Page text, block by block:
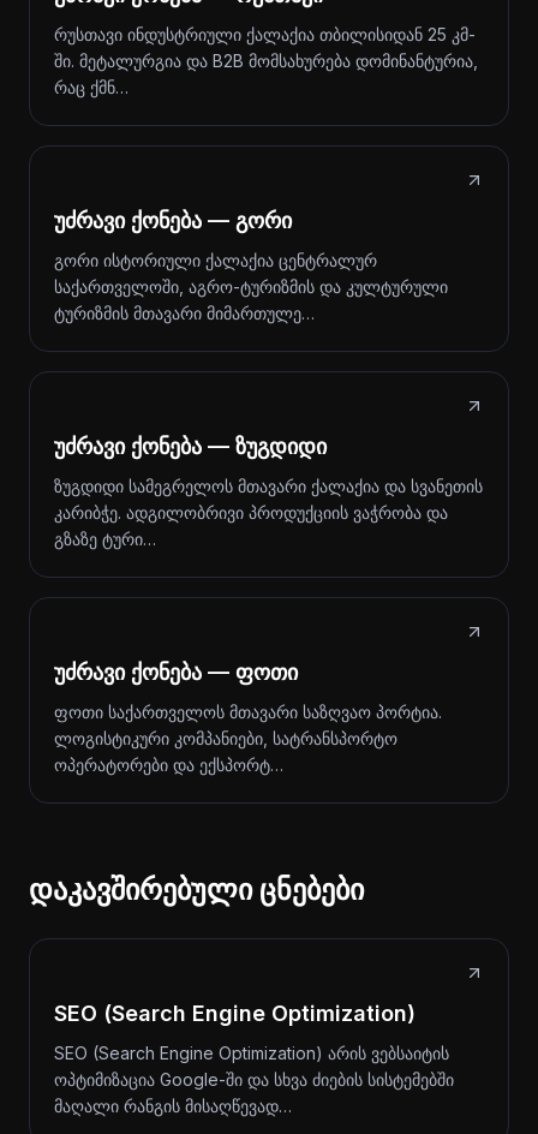
რუსთავი ინდუსტრიული ქალაქია თბილისიდან 25 კმ-
ში. მეტალურგია და B2B მომსახურება დომინანტურია,
რაც ქმნ…
უძრავი ქონება — გორი
გორი ისტორიული ქალაქია ცენტრალურ
საქართველოში, აგრო-ტურიზმის და კულტურული
ტურიზმის მთავარი მიმართულე…
უძრავი ქონება — ზუგდიდი
ზუგდიდი სამეგრელოს მთავარი ქალაქია და სვანეთის
კარიბჭე. ადგილობრივი პროდუქციის ვაჭრობა და
გზაზე ტური…
უძრავი ქონება — ფოთი
ფოთი საქართველოს მთავარი საზღვაო პორტია.
ლოგისტიკური კომპანიები, სატრანსპორტო
ოპერატორები და ექსპორტ…
დაკავშირებული ცნებები
SEO (Search Engine Optimization)
SEO (Search Engine Optimization) არის ვებსაიტის
ოპტიმიზაცია Google-ში და სხვა ძიების სისტემებში
მაღალი რანგის მისაღწევად…